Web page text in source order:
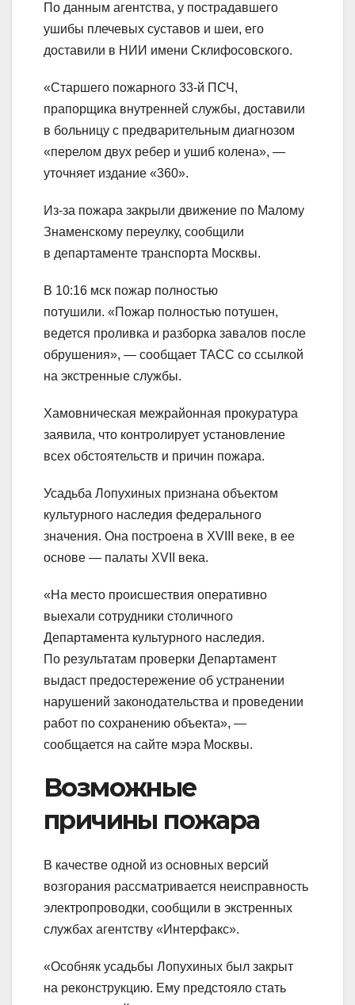
По данным агентства, у пострадавшего
ушибы плечевых суставов и шеи, его
доставили в НИИ имени Склифосовского.
«Старшего пожарного 33-й ПСЧ,
прапорщика внутренней службы, доставили
в больницу с предварительным диагнозом
«перелом двух ребер и ушиб колена», —
уточняет издание «360».
Из-за пожара закрыли движение по Малому
Знаменскому переулку, сообщили
в департаменте транспорта Москвы.
В 10:16 мск пожар полностью
потушили. «Пожар полностью потушен,
ведется проливка и разборка завалов после
обрушения», — сообщает ТАСС со ссылкой
на экстренные службы.
Хамовническая межрайонная прокуратура
заявила, что контролирует установление
всех обстоятельств и причин пожара.
Усадьба Лопухиных признана объектом
культурного наследия федерального
значения. Она построена в XVIII веке, в ее
основе — палаты ХVII века.
«На место происшествия оперативно
выехали сотрудники столичного
Департамента культурного наследия.
По результатам проверки Департамент
выдаст предостережение об устранении
нарушений законодательства и проведении
работ по сохранению объекта», —
сообщается на сайте мэра Москвы.
Возможные
причины пожара
В качестве одной из основных версий
возгорания рассматривается неисправность
электропроводки, сообщили в экстренных
службах агентству «Интерфакс».
«Особняк усадьбы Лопухиных был закрыт
на реконструкцию. Ему предстояло стать